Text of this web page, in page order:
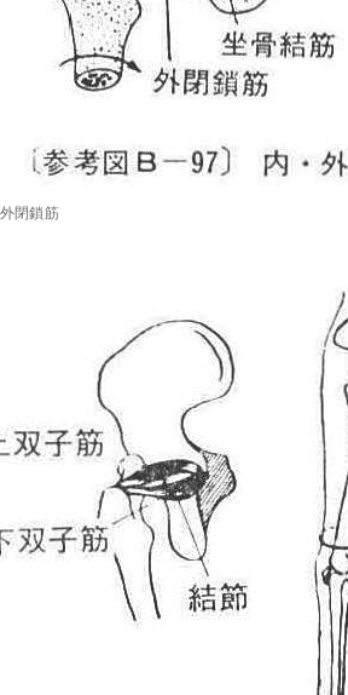
閉鎖筋